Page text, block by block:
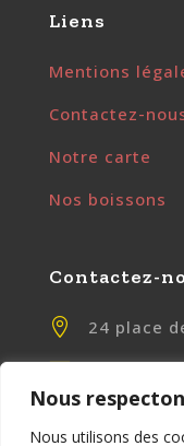
Nous
Nous utilisons des
Liens
Mentions
Contactez-
Notre carte
Nos boissons
Contactez-

24 place
